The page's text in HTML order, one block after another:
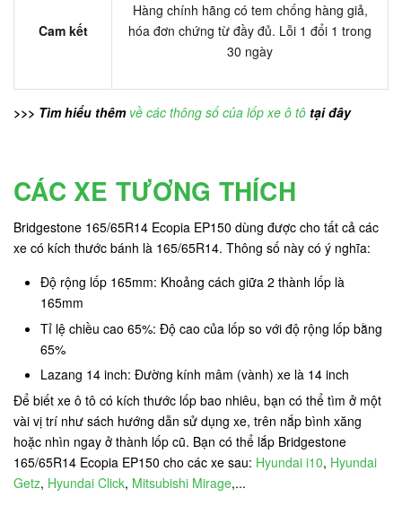
Cam kết
Hàng chính hãng có tem chống hàng giả,
hóa đơn chứng từ đầy đủ. Lỗi 1 đổi 1 trong
30 ngày
>>> Tìm hiểu thêm về các thông số của lốp xe ô tô tại đây
CÁC XE TƯƠNG THÍCH
Bridgestone 165/65R14 Ecopia EP150 dùng được cho tất cả các
xe có kích thước bánh là 165/65R14. Thông số này có ý nghĩa:
Độ rộng lốp 165mm: Khoảng cách giữa 2 thành lốp là
165mm
Tỉ lệ chiều cao 65%: Độ cao của lốp so với độ rộng lốp bằng
65%
Lazang 14 inch: Đường kính mâm (vành) xe là 14 inch
Để biết xe ô tô có kích thước lốp bao nhiêu, bạn có thể tìm ở một
vài vị trí như sách hướng dẫn sử dụng xe, trên nắp bình xăng
hoặc nhìn ngay ở thành lốp cũ. Bạn có thể lắp Bridgestone
165/65R14 Ecopia EP150 cho các xe sau: Hyundai i10, Hyundai
Getz, Hyundai Click, Mitsubishi Mirage,...